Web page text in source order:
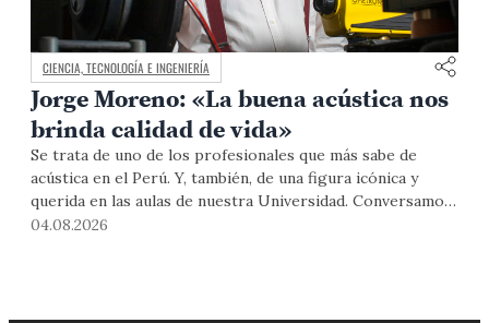
CIENCIA, TECNOLOGÍA E INGENIERÍA
Jorge Moreno: «La buena acústica nos
brinda calidad de vida»
Se trata de uno de los profesionales que más sabe de
acústica en el Perú. Y, también, de una figura icónica y
querida en las aulas de nuestra Universidad. Conversamos
con el jefe del Departamento de Ciencias sobre el
arqueoacústica en el país y la contaminación sonora en la
04.08.2026